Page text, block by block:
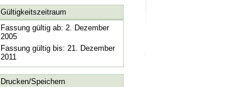
Gültigkeitszeitraum
Fassung gültig ab: 2. Dezember
2005
Fassung gültig bis: 21. Dezember
2011
Drucken/Speichern